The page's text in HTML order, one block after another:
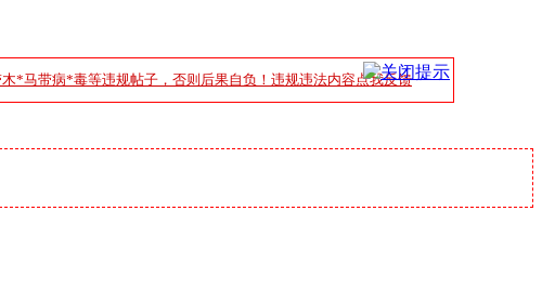
*马带病*毒等违规帖子，否则后果自负！违规违法内容点我反馈